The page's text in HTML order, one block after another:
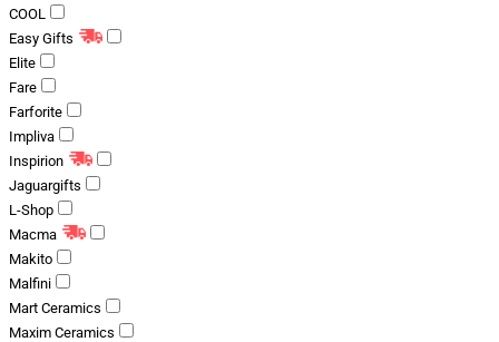
COOL
Easy Gifts
Elite
Fare
Farforite
Impliva
Inspirion
Jaguargifts
L-Shop
Macma
Makito
Malfini
Mart Ceramics
Maxim Ceramics